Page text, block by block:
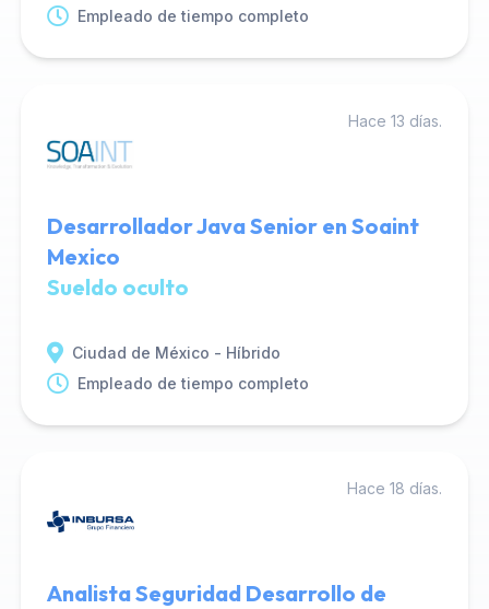
Empleado de tiempo completo
Hace 13 días.
Desarrollador Java Senior en Soaint
Mexico
Sueldo oculto
Ciudad de México - Híbrido
Empleado de tiempo completo
Hace 18 días.
Analista Seguridad Desarrollo de